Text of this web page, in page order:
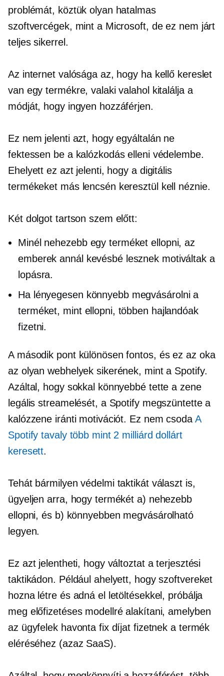
problémát, köztük olyan hatalmas
szoftvercégek, mint a Microsoft, de ez nem járt
teljes sikerrel.
Az internet valósága az, hogy ha kellő kereslet
van egy termékre, valaki valahol kitalálja a
módját, hogy ingyen hozzáférjen.
Ez nem jelenti azt, hogy egyáltalán ne
fektessen be a kalózkodás elleni védelembe.
Ehelyett ez azt jelenti, hogy a digitális
termékeket más lencsén keresztül kell néznie.
Két dolgot tartson szem előtt:
Minél nehezebb egy terméket ellopni, az
emberek annál kevésbé lesznek motiváltak a
lopásra.
Ha lényegesen könnyebb megvásárolni a
terméket, mint ellopni, többen hajlandóak
fizetni.
A második pont különösen fontos, és ez az oka
az olyan webhelyek sikerének, mint a Spotify.
Azáltal, hogy sokkal könnyebbé tette a zene
legális streamelését, a Spotify megszüntette a
kalózzene iránti motivációt. Ez nem csoda A
Spotify tavaly több mint 2 milliárd dollárt
keresett.
Tehát bármilyen védelmi taktikát választ is,
ügyeljen arra, hogy termékét a) nehezebb
ellopni, és b) könnyebben megvásárolható
legyen.
Ez azt jelentheti, hogy változtat a terjesztési
taktikádon. Például ahelyett, hogy szoftvereket
hozna létre és adná el letöltésekkel, próbálja
meg előfizetéses modellré alakítani, amelyben
az ügyfelek havonta fix díjat fizetnek a termék
eléréséhez (azaz SaaS).